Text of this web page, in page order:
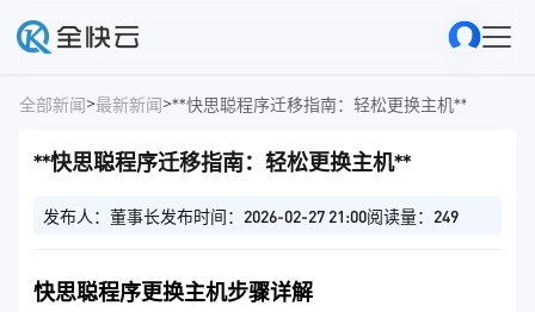
全部新闻>最新新闻>**快思聪程序迁移指南：轻松更换主机**
**快思聪程序迁移指南：轻松更换主机**
发布人：董事长发布时间：2026-02-27 21:00阅读量：249
快思聪程序更换主机步骤详解